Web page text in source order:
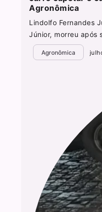
Agronômica
Lindolfo Fernandes
Júnior, morreu após
Agronômica